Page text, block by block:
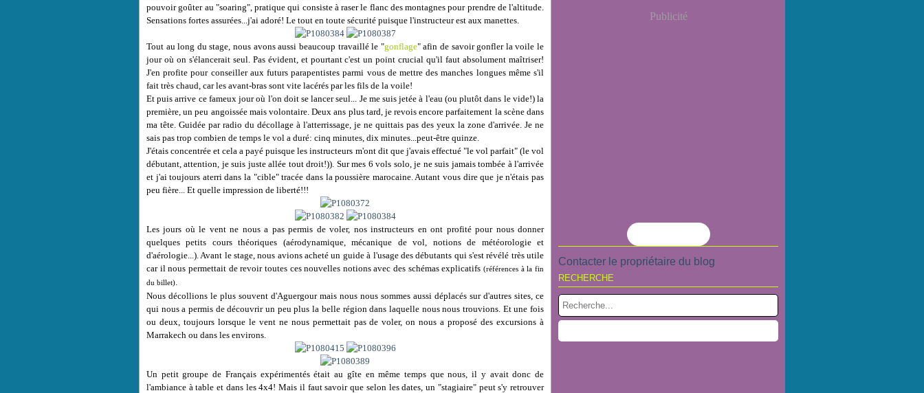
pouvoir goûter au "soaring", pratique qui consiste à raser le flanc des montagnes pour prendre de l'altitude.
Sensations fortes assurées...j'ai adoré! Le tout en toute sécurité puisque l'instructeur est aux manettes.
Tout au long du stage, nous avons aussi beaucoup travaillé le "gonflage" afin de savoir gonfler la voile le
jour où on s'élancerait seul. Pas évident, et pourtant c'est un point crucial qu'il faut absolument maîtriser!
J'en profite pour conseiller aux futurs parapentistes parmi vous de mettre des manches longues même s'il
fait très chaud, car les avant-bras sont vite lacérés par les fils de la voile!
Et puis arrive ce fameux jour où l'on doit se lancer seul... Je me suis jetée à l'eau (ou plutôt dans le vide!) la
première, un peu angoissée mais volontaire. Deux ans plus tard, je revois encore parfaitement la scène dans
ma tête. Guidée par radio du décollage à l'atterrissage, je ne quittais pas des yeux la zone d'arrivée. Je ne
sais pas trop combien de temps le vol a duré: cinq minutes, dix minutes...peut-être quinze.
J'étais concentrée et cela a payé puisque les instructeurs m'ont dit que j'avais effectué "le vol parfait" (le vol
débutant, attention, je suis juste allée tout droit!)). Sur mes 6 vols solo, je ne suis jamais tombée à l'arrivée
et j'ai toujours aterri dans la "cible" tracée dans la poussière marocaine. Autant vous dire que je n'étais pas
peu fière... Et quelle impression de liberté!!!
Les jours où le vent ne nous a pas permis de voler, nos instructeurs en ont profité pour nous donner
quelques petits cours théoriques (aérodynamique, mécanique de vol, notions de météorologie et
d'aérologie...). Avant le stage, nous avions acheté un guide à l'usage des débutants qui s'est révélé très utile
car il nous permettait de revoir toutes ces nouvelles notions avec des schémas explicatifs(références à la fin
du billet).
Nous décollions le plus souvent d'Aguergour mais nous nous sommes aussi déplacés sur d'autres sites, ce
qui nous a permis de découvrir un peu plus la belle région dans laquelle nous nous trouvions. Et une fois
ou deux, toujours lorsque le vent ne nous permettait pas de voler, on nous a proposé des excursions à
Marrakech ou dans les environs.
Un petit groupe de Français expérimentés était au gîte en même temps que nous, il y avait donc de
l'ambiance à table et dans les 4x4! Mais il faut savoir que selon les dates, un "stagiaire" peut s'y retrouver
Publicité
Contacter le propriétaire du blog
RECHERCHE